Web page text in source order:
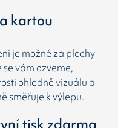
kartou
je možné za plochy
vám ozveme,
ohledně vizuálu a
směřuje k výlepu.
tisk zdarma